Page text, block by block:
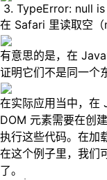
3. TypeError: null
在 Safari 里读取空（
有意思的是，在
证明它们不是同一个
在实际应用当中，在
DOM 元素需要在创
执行这些代码。在加
在这个例子里，我们
了。